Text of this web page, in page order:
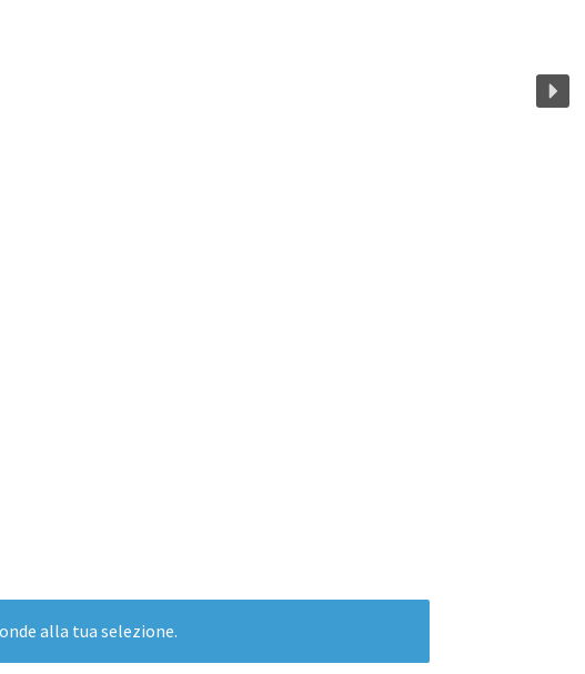
alla tua selezione.